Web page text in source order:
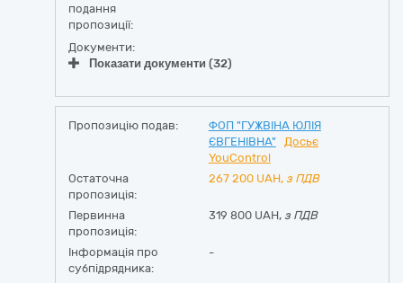
подання
пропозиції:
Документи:
Показати документи (32)
Пропозицію подав:
ФОП "ГУЖВІНА ЮЛІЯ
ЄВГЕНІВНА"
Досьє
YouControl
Остаточна
пропозиція:
267 200 UAH, з ПДВ
Первинна
пропозиція:
319 800 UAH, з ПДВ
Інформація про
субпідрядника:
-